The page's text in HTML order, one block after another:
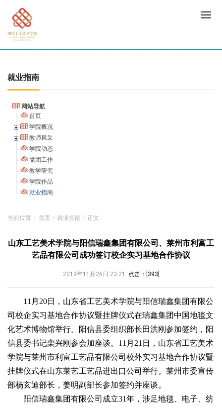
就业指南
网站导航
首页
学院概况
教师风采
学院动态
党团工作
教学研究
学院作品
就业指南
当前位置： 首页 > 就业指南 > 正文
山东工艺美术学院与阳信瑞鑫集团有限公司、莱州市利富工
艺品有限公司成功签订校企实习基地合作协议
2019年11月26日 23:21 点击：[ 393
11月20日，山东省工艺美术学院与阳信瑞鑫集团有限公
司校企实习基地合作协议暨挂牌仪式在瑞鑫集团中国地毯文
化艺术博物馆举行。阳信县委组织部长田洪刚参加签约，阳
信县委书记栾兴刚参会加座谈。11月21日，山东省工艺美术
学院与莱州市利富工艺品有限公司校外实习基地合作协议暨
挂牌仪式在山东莱艺工艺品进出口公司举行。莱州市委宣传
部杨玄迪部长，姜明副部长参加签约并座谈。
阳信瑞鑫集团有限公司成立31年，涉足地毯、电子、纺